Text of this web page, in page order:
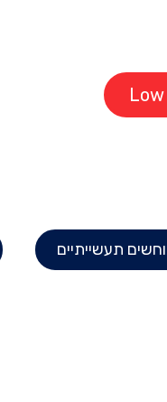
תעשייתיים